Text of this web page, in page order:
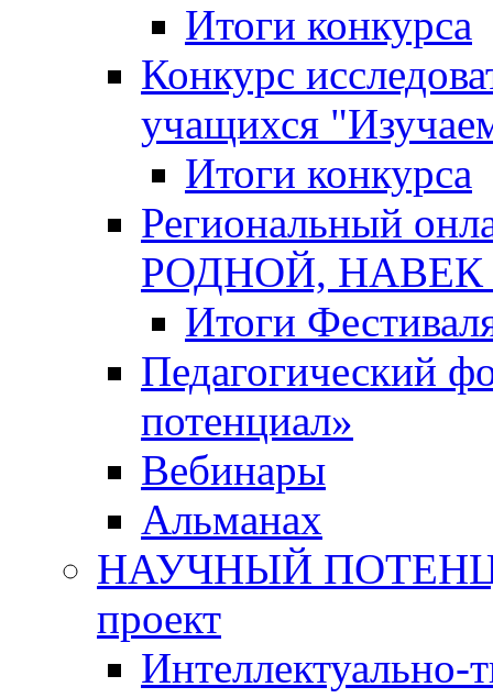
Итоги конкурса
Конкурс
учащихся
Итоги конкурса
Региональный
РОДНОЙ,
Итоги
Педагогический
потенциал»
Вебинары
Альманах
НАУЧНЫЙ
проект